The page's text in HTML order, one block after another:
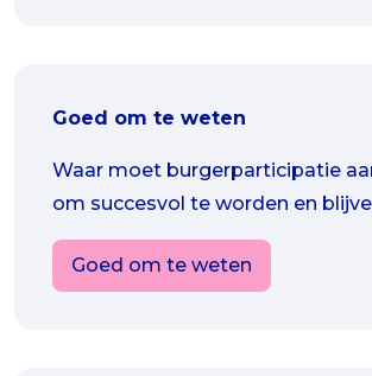
Goed om te weten
Waar moet burgerparticipatie
om succesvol te worden en
Goed om te weten